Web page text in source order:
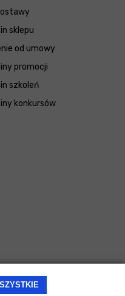
sklepu
od umowy
promocji
szkoleń
konkursów